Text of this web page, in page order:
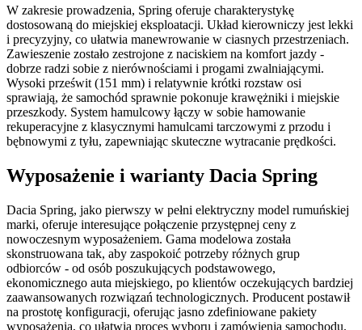
W zakresie prowadzenia, Spring oferuje charakterystykę
dostosowaną do miejskiej eksploatacji. Układ kierowniczy jest lekki
i precyzyjny, co ułatwia manewrowanie w ciasnych przestrzeniach.
Zawieszenie zostało zestrojone z naciskiem na komfort jazdy -
dobrze radzi sobie z nierównościami i progami zwalniającymi.
Wysoki prześwit (151 mm) i relatywnie krótki rozstaw osi
sprawiają, że samochód sprawnie pokonuje krawężniki i miejskie
przeszkody. System hamulcowy łączy w sobie hamowanie
rekuperacyjne z klasycznymi hamulcami tarczowymi z przodu i
bębnowymi z tyłu, zapewniając skuteczne wytracanie prędkości.
Wyposażenie i warianty Dacia Spring
Dacia Spring, jako pierwszy w pełni elektryczny model rumuńskiej
marki, oferuje interesujące połączenie przystępnej ceny z
nowoczesnym wyposażeniem. Gama modelowa została
skonstruowana tak, aby zaspokoić potrzeby różnych grup
odbiorców - od osób poszukujących podstawowego,
ekonomicznego auta miejskiego, po klientów oczekujących bardziej
zaawansowanych rozwiązań technologicznych. Producent postawił
na prostotę konfiguracji, oferując jasno zdefiniowane pakiety
wyposażenia, co ułatwia proces wyboru i zamówienia samochodu.